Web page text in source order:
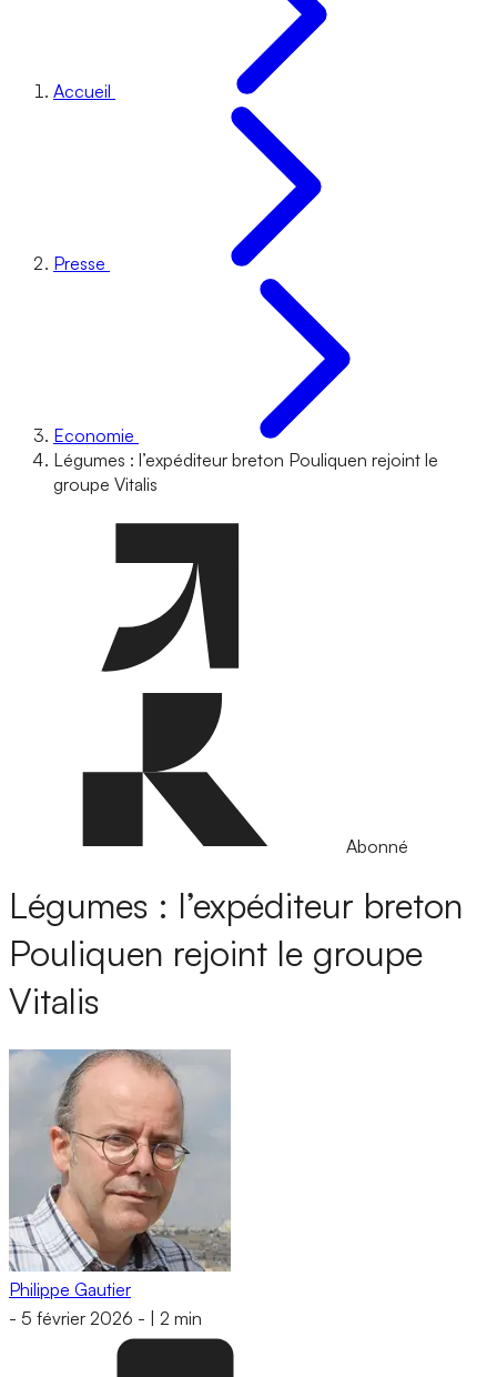
Accueil
Presse
Economie
Légumes : l’expéditeur breton Pouliquen rejoint le
groupe Vitalis
Abonné
Légumes : l’expéditeur breton
Pouliquen rejoint le groupe
Vitalis
Philippe Gautier
- 5 février 2026 - 2 min